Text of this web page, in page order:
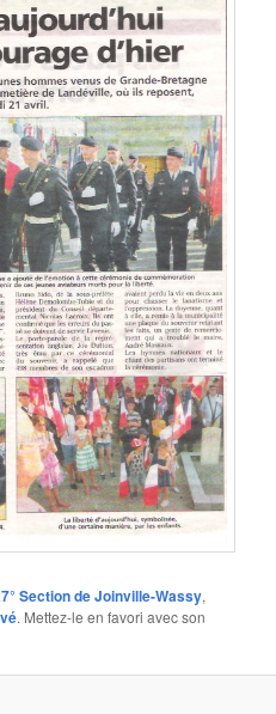
Section de Joinville-Wassy,
. Mettez-le en favori avec son